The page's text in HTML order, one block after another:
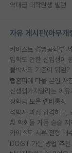
역대급 대학원생 빌런
자유 게시판(아무개
카이스트 경영공학부
입학도 안한 신입생이
물박사의 기준이 뭐임?
랩홈피에 다들 본인 사
신생랩가지말라는 이
장학금 모은 랩비통장
AI 학회들 거품 슬슬 지
카이스트 서류 전형 배
DGIST 가는 방법 추천